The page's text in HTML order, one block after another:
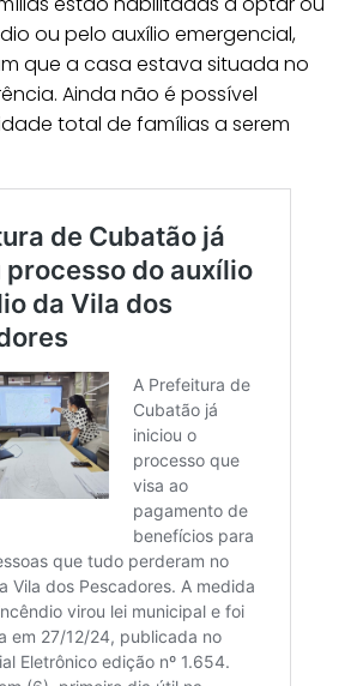
ou pelo auxílio emergencial,
que a casa estava situada no
Ainda não é possível
total de famílias a serem